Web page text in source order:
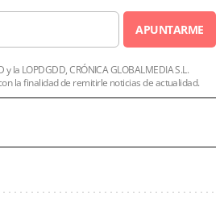
APUNTARME
la LOPDGDD, CRÓNICA GLOBALMEDIA S.L.
la finalidad de remitirle noticias de actualidad.